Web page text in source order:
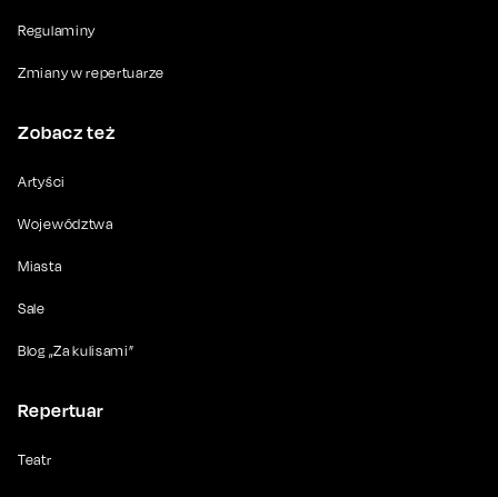
Regulaminy
Zmiany w repertuarze
Zobacz też
Artyści
Województwa
Miasta
Sale
Blog „Za kulisami”
Repertuar
Teatr